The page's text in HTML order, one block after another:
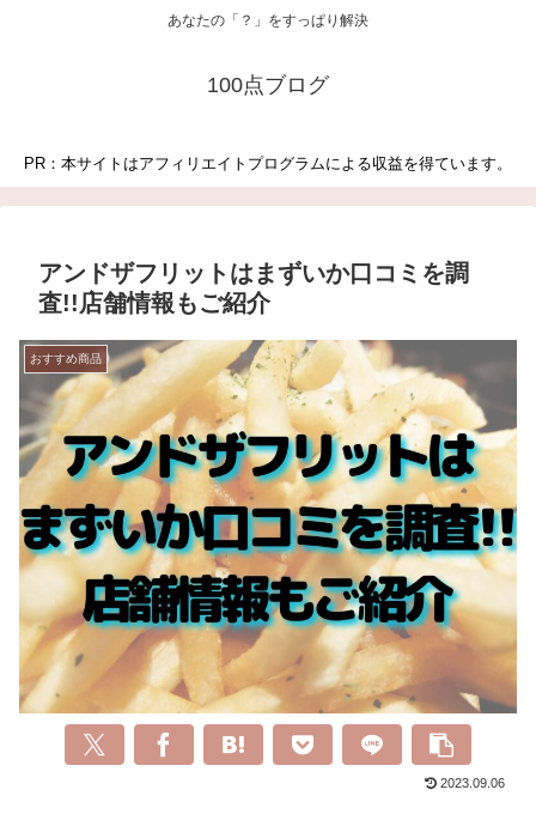
あなたの「？」をすっぱり解決
100点ブログ
PR：本サイトはアフィリエイトプログラムによる収益を得ています。
アンドザフリットはまずいか口コミを調
査!!店舗情報もご紹介
おすすめ商品
2023.09.06